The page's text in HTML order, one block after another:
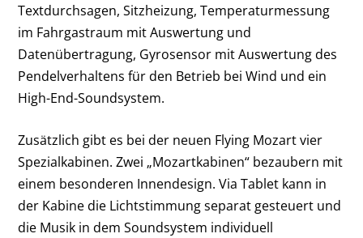
Textdurchsagen, Sitzheizung, Temperaturmessung
im Fahrgastraum mit Auswertung und
Datenübertragung, Gyrosensor mit Auswertung des
Pendelverhaltens für den Betrieb bei Wind und ein
High-End-Soundsystem.
Zusätzlich gibt es bei der neuen Flying Mozart vier
Spezialkabinen. Zwei „Mozartkabinen“ bezaubern mit
einem besonderen Innendesign. Via Tablet kann in
der Kabine die Lichtstimmung separat gesteuert und
die Musik in dem Soundsystem individuell